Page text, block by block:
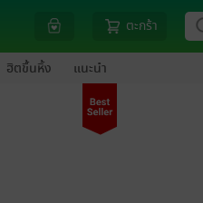
ตะกร้า
ฮิตขึ้นหิ้ง แนะนำ